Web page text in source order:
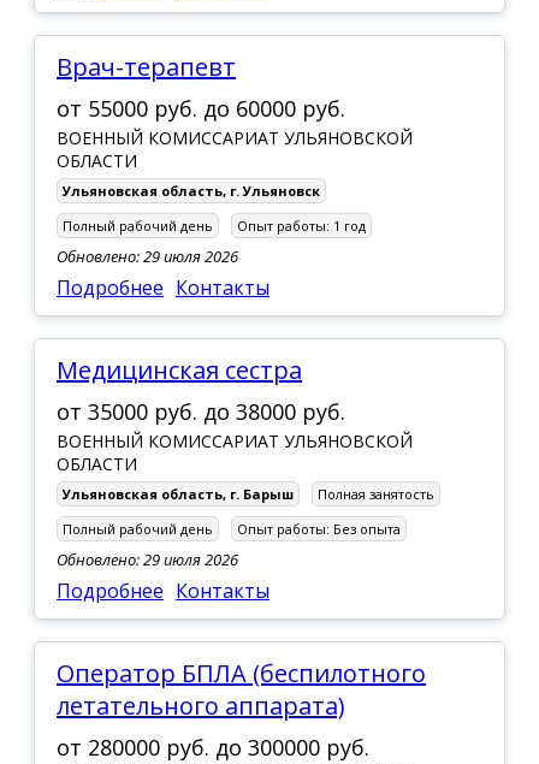
Врач-терапевт
от 55000 руб. до 60000 руб.
ВОЕННЫЙ КОМИССАРИАТ УЛЬЯНОВСКОЙ
ОБЛАСТИ
Ульяновская область, г. Ульяновск
Полный рабочий день
Опыт работы: 1 год
Обновлено: 29 июля 2026
Подробнее Контакты
Медицинская сестра
от 35000 руб. до 38000 руб.
ВОЕННЫЙ КОМИССАРИАТ УЛЬЯНОВСКОЙ
ОБЛАСТИ
Ульяновская область, г. Барыш
Полная занятость
Полный рабочий день
Опыт работы: Без опыта
Обновлено: 29 июля 2026
Подробнее Контакты
Оператор БПЛА (беспилотного
летательного аппарата)
от 280000 руб. до 300000 руб.